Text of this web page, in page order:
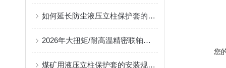
如何延长防尘液压立柱保护套的使用寿命？
2026年大扭矩/耐高温精密联轴器定制找哪家？能实现精准定制的优质厂家盘点
煤矿用液压立柱保护套的安装规范与使用寿命提升方案
您